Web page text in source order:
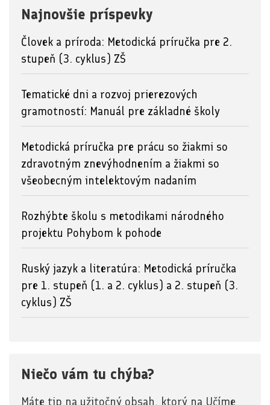
Najnovšie príspevky
Človek a príroda: Metodická príručka pre 2.
stupeň (3. cyklus) ZŠ
Tematické dni a rozvoj prierezových
gramotností: Manuál pre základné školy
Metodická príručka pre prácu so žiakmi so
zdravotným znevýhodnením a žiakmi so
všeobecným intelektovým nadaním
Rozhýbte školu s metodikami národného
projektu Pohybom k pohode
Ruský jazyk a literatúra: Metodická príručka
pre 1. stupeň (1. a 2. cyklus) a 2. stupeň (3.
cyklus) ZŠ
Niečo vám tu chýba?
Máte tip na užitočný obsah, ktorý na Učíme